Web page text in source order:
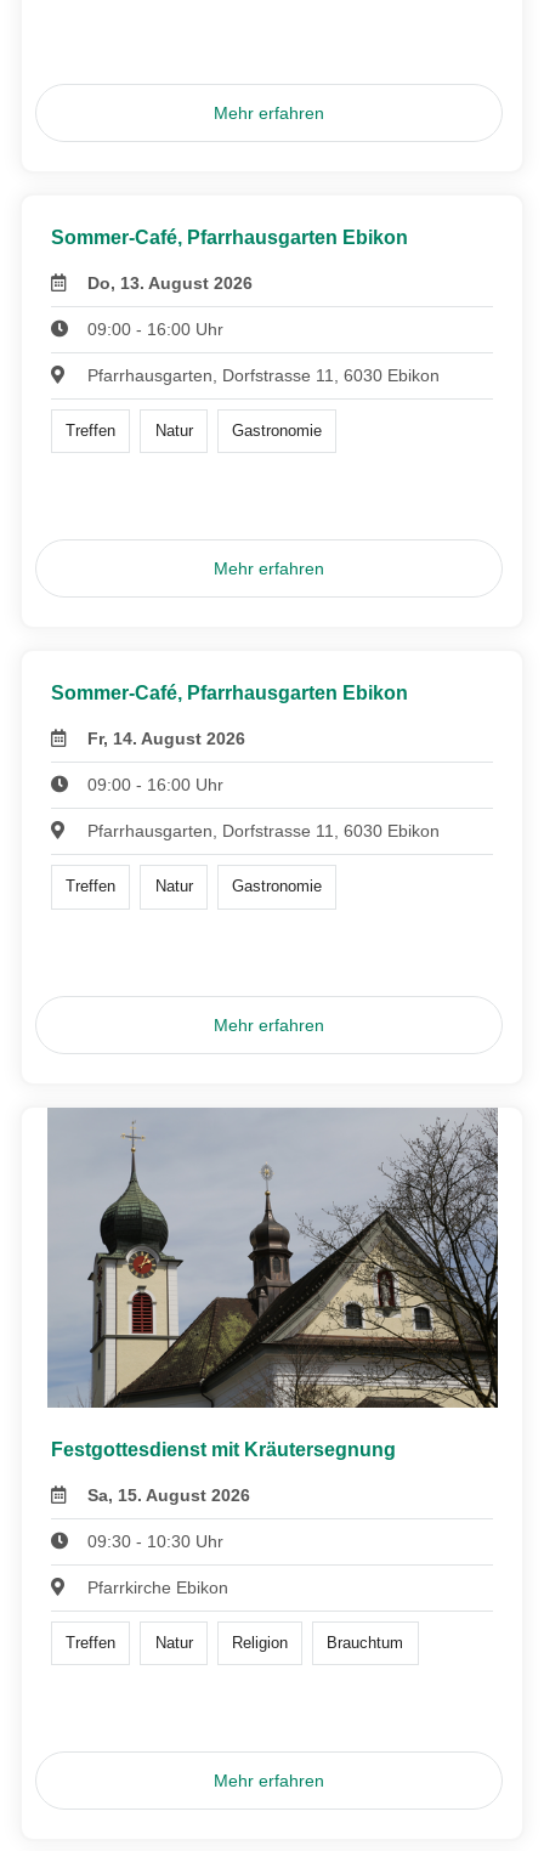
Mehr erfahren
Sommer-Café, Pfarrhausgarten Ebikon
Do, 13. August 2026
09:00 - 16:00 Uhr
Pfarrhausgarten, Dorfstrasse 11, 6030 Ebikon
Treffen Natur Gastronomie
Mehr erfahren
Sommer-Café, Pfarrhausgarten Ebikon
Fr, 14. August 2026
09:00 - 16:00 Uhr
Pfarrhausgarten, Dorfstrasse 11, 6030 Ebikon
Treffen Natur Gastronomie
Mehr erfahren
Festgottesdienst mit Kräutersegnung
Sa, 15. August 2026
09:30 - 10:30 Uhr
Pfarrkirche Ebikon
Treffen Natur Religion Brauchtum
Mehr erfahren